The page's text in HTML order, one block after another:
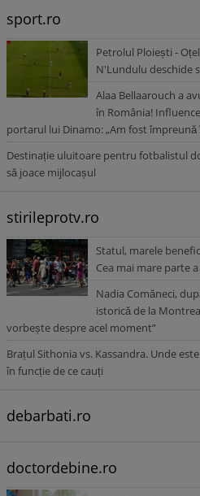
sport.ro
Petrolul Ploiești -
N'Lundulu deschide
Alaa Bellaarouch a
în România!
portarul lui Dinamo: „Am fost împreună
Destinație uluitoare pentru fotbalistul
să joace mijlocașul
stirileprotv.ro
Statul, marele
Cea mai mare parte
Nadia Comăneci,
istorică de la
vorbește despre acel moment”
Brațul Sithonia vs. Kassandra. Unde
în funcție de ce cauți
debarbati.ro
doctordebine.ro